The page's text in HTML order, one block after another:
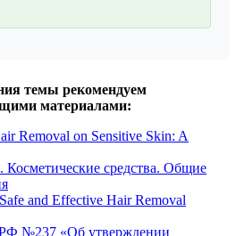
темы рекомендуем
материалами:
Removal on Sensitive Skin: A
средства. Общие
and Effective Hair Removal
№237 «Об утверждении